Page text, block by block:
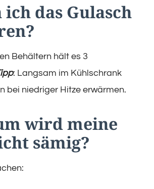
ich das Gulasch
Behältern hält es 3
: Langsam im Kühlschrank
bei niedriger Hitze erwärmen.
wird meine
sämig?